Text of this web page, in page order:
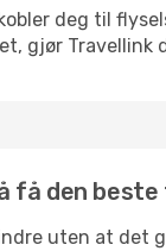
deg til
gjør Travellink
få den beste
uten at det